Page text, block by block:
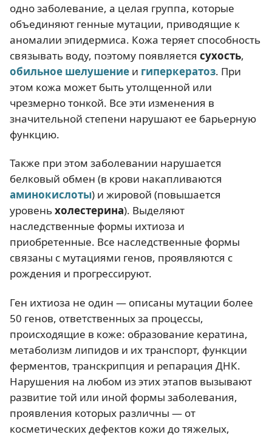
одно заболевание, а целая группа, которые
объединяют генные мутации, приводящие к
аномалии эпидермиса. Кожа теряет способность
связывать воду, поэтому появляется сухость,
обильное шелушение и гиперкератоз. При
этом кожа может быть утолщенной или
чрезмерно тонкой. Все эти изменения в
значительной степени нарушают ее барьерную
функцию.
Также при этом заболевании нарушается
белковый обмен (в крови накапливаются
аминокислоты) и жировой (повышается
уровеньхолестерина). Выделяют
наследственные формы ихтиоза и
приобретенные. Все наследственные формы
связаны с мутациями генов, проявляются с
рождения и прогрессируют.
Ген ихтиоза не один — описаны мутации более
50 генов, ответственных за процессы,
происходящие в коже: образование кератина,
метаболизм липидов и их транспорт, функции
ферментов, транскрипция и репарация ДНК.
Нарушения на любом из этих этапов вызывают
развитие той или иной формы заболевания,
проявления которых различны — от
косметических дефектов кожи до тяжелых,